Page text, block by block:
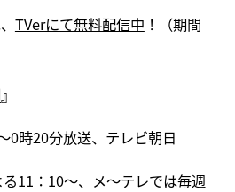
TVerにて無料配信中 ！（期間
』
0時20分放送、テレビ朝日
る11：10～、メ～テレでは毎週